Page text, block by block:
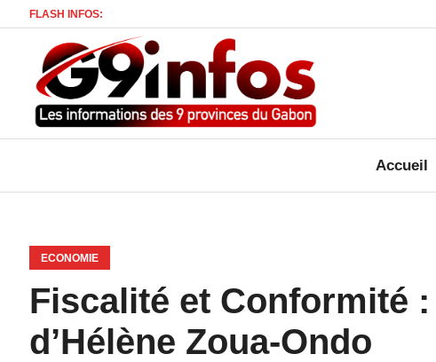
FLASH INFOS: Mort d’un
Accueil
ECONOMIE
Fiscalité et Conformité
d’Hélène Zoua-Ondo